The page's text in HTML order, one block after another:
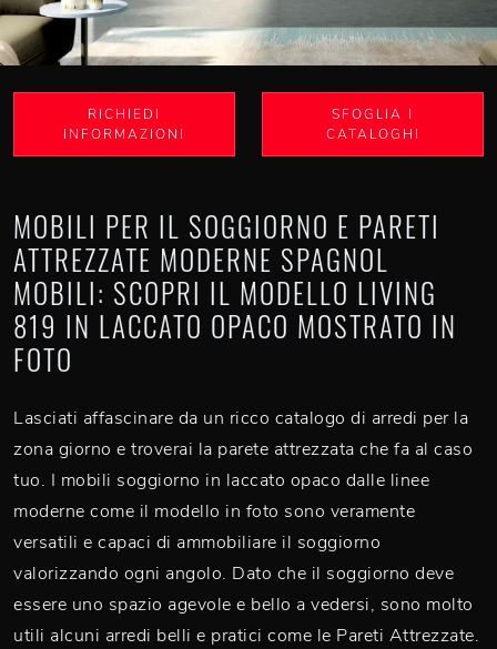
RICHIEDI
INFORMAZIONI
SFOGLIA I
CATALOGHI
MOBILI PER IL SOGGIORNO E PARETI
ATTREZZATE MODERNE SPAGNOL
MOBILI: SCOPRI IL MODELLO LIVING
819 IN LACCATO OPACO MOSTRATO IN
FOTO
Lasciati affascinare da un ricco catalogo di arredi per la
zona giorno e troverai la parete attrezzata che fa al caso
tuo. I mobili soggiorno in laccato opaco dalle linee
moderne come il modello in foto sono veramente
versatili e capaci di ammobiliare il soggiorno
valorizzando ogni angolo. Dato che il soggiorno deve
essere uno spazio agevole e bello a vedersi, sono molto
utili alcuni arredi belli e pratici come le Pareti Attrezzate.